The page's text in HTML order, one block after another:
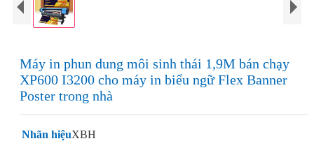
Máy in phun dung môi sinh thái 1,9M bán chạy
XP600 I3200 cho máy in biểu ngữ Flex Banner
Poster trong nhà
Nhãn hiệuXBH